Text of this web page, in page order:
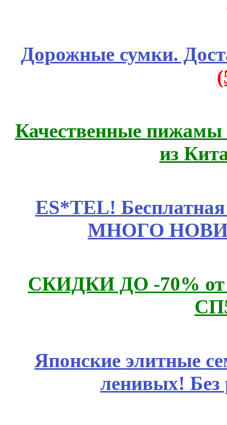
Дорожные сумки.
Качественные пижамы
из
ES*TEL!
МНОГО
СКИДКИ ДО -70%
Японские элитные
ленивых!